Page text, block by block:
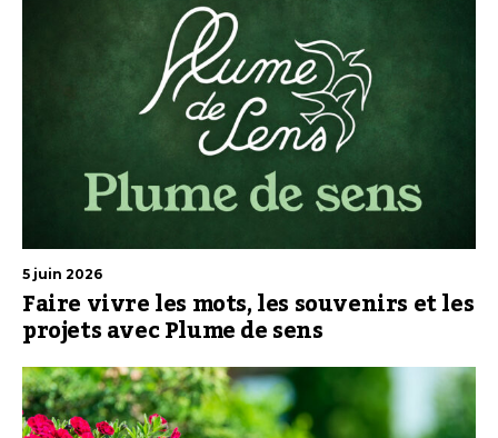
5 juin 2026
Faire vivre les mots, les souvenirs et les
projets avec Plume de sens